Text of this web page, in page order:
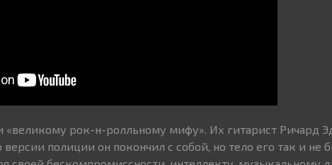
рок-н-ролльному мифу». Их гитарист Ричард
версии полиции он покончил с собой, но тело его так и не